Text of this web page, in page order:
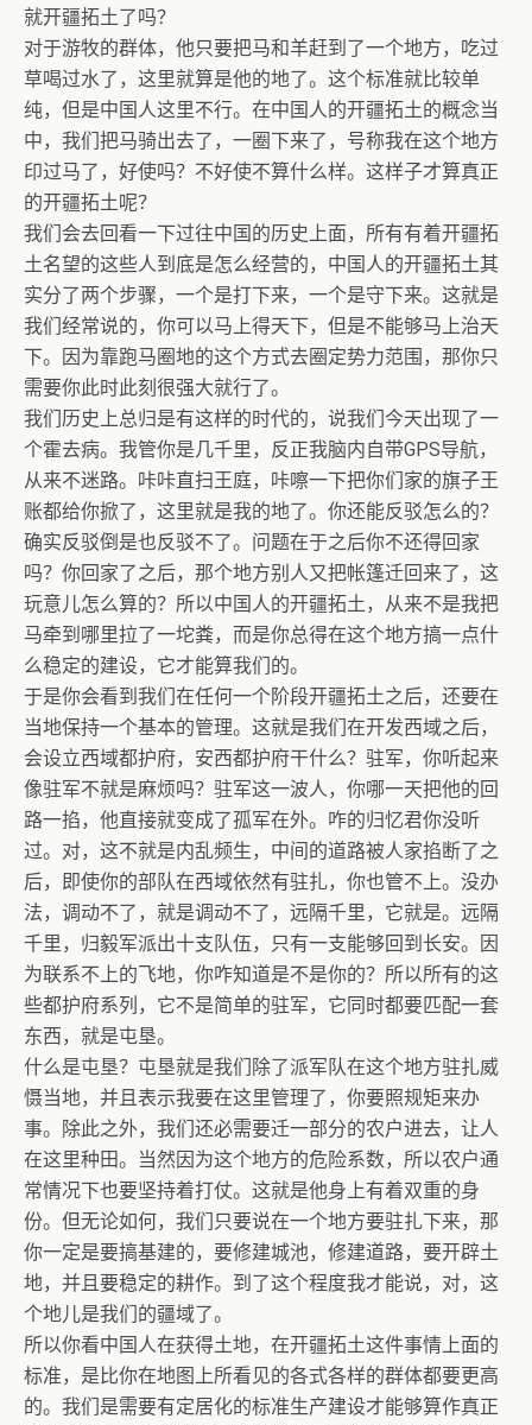
就开疆拓土了吗？
对于游牧的群体，他只要把马和羊赶到了一个地方，吃过
草喝过水了，这里就算是他的地了。这个标准就比较单
纯，但是中国人这里不行。在中国人的开疆拓土的概念当
中，我们把马骑出去了，一圈下来了，号称我在这个地方
印过马了，好使吗？不好使不算什么样。这样子才算真正
的开疆拓土呢？
我们会去回看一下过往中国的历史上面，所有有着开疆拓
土名望的这些人到底是怎么经营的，中国人的开疆拓土其
实分了两个步骤，一个是打下来，一个是守下来。这就是
我们经常说的，你可以马上得天下，但是不能够马上治天
下。因为靠跑马圈地的这个方式去圈定势力范围，那你只
需要你此时此刻很强大就行了。
我们历史上总归是有这样的时代的，说我们今天出现了一
个霍去病。我管你是几千里，反正我脑内自带GPS导航，
从来不迷路。咔咔直扫王庭，咔嚓一下把你们家的旗子王
账都给你掀了，这里就是我的地了。你还能反驳怎么的？
确实反驳倒是也反驳不了。问题在于之后你不还得回家
吗？你回家了之后，那个地方别人又把帐篷迁回来了，这
玩意儿怎么算的？所以中国人的开疆拓土，从来不是我把
马牵到哪里拉了一坨粪，而是你总得在这个地方搞一点什
么稳定的建设，它才能算我们的。
于是你会看到我们在任何一个阶段开疆拓土之后，还要在
当地保持一个基本的管理。这就是我们在开发西域之后，
会设立西域都护府，安西都护府干什么？驻军，你听起来
像驻军不就是麻烦吗？驻军这一波人，你哪一天把他的回
路一掐，他直接就变成了孤军在外。咋的归忆君你没听
过。对，这不就是内乱频生，中间的道路被人家掐断了之
后，即使你的部队在西域依然有驻扎，你也管不上。没办
法，调动不了，就是调动不了，远隔千里，它就是。远隔
千里，归毅军派出十支队伍，只有一支能够回到长安。因
为联系不上的飞地，你咋知道是不是你的？所以所有的这
些都护府系列，它不是简单的驻军，它同时都要匹配一套
东西，就是屯垦。
什么是屯垦？屯垦就是我们除了派军队在这个地方驻扎威
慑当地，并且表示我要在这里管理了，你要照规矩来办
事。除此之外，我们还必需要迁一部分的农户进去，让人
在这里种田。当然因为这个地方的危险系数，所以农户通
常情况下也要坚持着打仗。这就是他身上有着双重的身
份。但无论如何，我们只要说在一个地方要驻扎下来，那
你一定是要搞基建的，要修建城池，修建道路，要开辟土
地，并且要稳定的耕作。到了这个程度我才能说，对，这
个地儿是我们的疆域了。
所以你看中国人在获得土地，在开疆拓土这件事情上面的
标准，是比你在地图上所看见的各式各样的群体都要更高
的。我们是需要有定居化的标准生产建设才能够算作真正